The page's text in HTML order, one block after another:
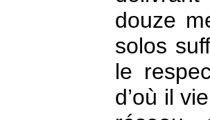
douze
solos
le
d’où il